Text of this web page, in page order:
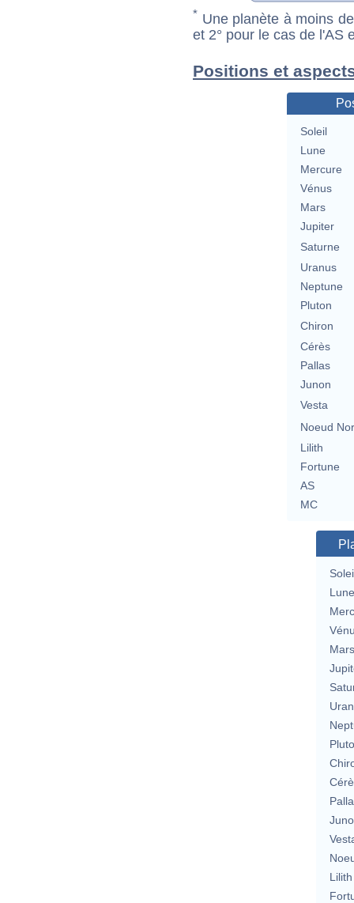
* Une planète à moins
et 2° pour le cas de l'AS
Positions et
Soleil
Lune
Mercure
Vénus
Mars
Jupiter
Saturne
Uranus
Neptune
Pluton
Chiron
Cérès
Pallas
Junon
Vesta
Noeud
Lilith
Fortune
AS
MC
Lune
Mars
Lilith